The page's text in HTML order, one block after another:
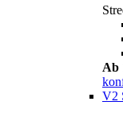
Ab
V2